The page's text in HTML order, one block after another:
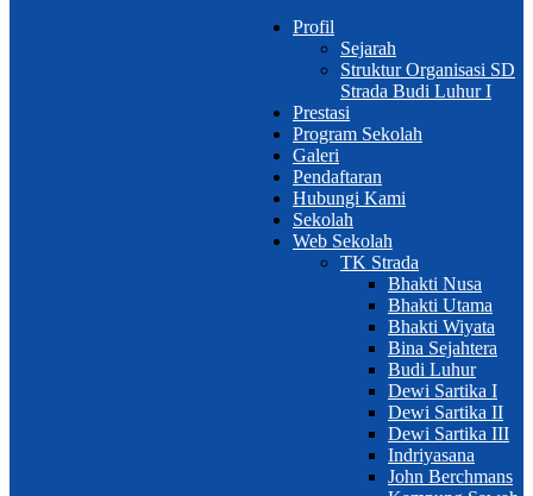
Profil
Sejarah
Struktur Organisasi SD
Strada Budi Luhur I
Prestasi
Program Sekolah
Galeri
Pendaftaran
Hubungi Kami
Sekolah
Web Sekolah
TK Strada
Bhakti Nusa
Bhakti Utama
Bhakti Wiyata
Bina Sejahtera
Budi Luhur
Dewi Sartika I
Dewi Sartika II
Dewi Sartika III
Indriyasana
John Berchmans